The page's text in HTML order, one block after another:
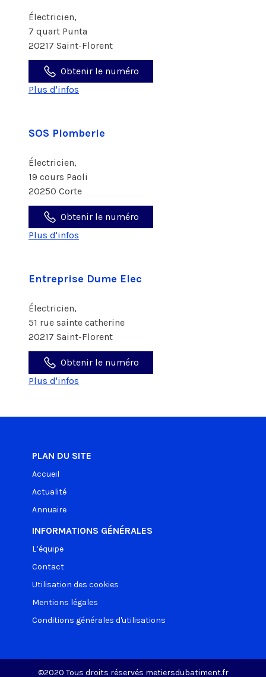
Électricien,
7 quart Punta
20217 Saint-Florent
Obtenir le numéro
Plus d'infos
SOS Plomberie
Électricien,
19 cours Paoli
20250 Corte
Obtenir le numéro
Plus d'infos
Entreprise Dume Elec
Électricien,
51 rue sainte catherine
20217 Saint-Florent
Obtenir le numéro
Plus d'infos
PLAN DU SITE
Accueil
Actualité
Annuaire
INFORMATIONS GÉNÉRALES
L’équipe
Contact
Utilisation des cookies
Mentions légales
Conditions générales d'utilisations
©2020 Tous droits réservés metiersdubatiment.fr